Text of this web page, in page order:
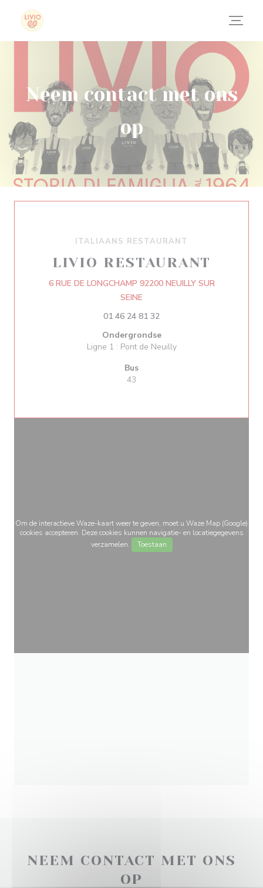
Cookies beheer paneel
Neem contact met ons
op
ITALIAANS RESTAURANT
LIVIO RESTAURANT
6 RUE DE LONGCHAMP 92200 NEUILLY SUR
SEINE
01 46 24 81 32
Ondergrondse
Ligne 1 : Pont de Neuilly
Bus
43
Om de interactieve Waze-kaart weer te geven, moet u Waze Map (Google)
cookies accepteren. Deze cookies kunnen navigatie- en locatiegegevens
verzamelen.
Toestaan
NEEM CONTACT MET ONS
OP